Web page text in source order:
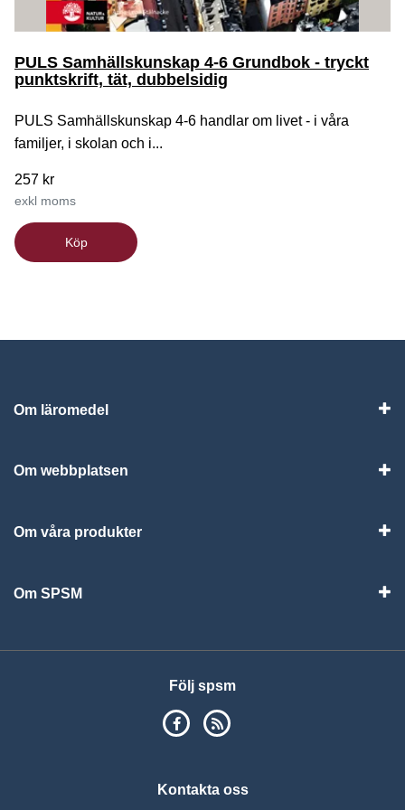
PULS Samhällskunskap 4-6 Grundbok - tryckt
punktskrift, tät, dubbelsidig
PULS Samhällskunskap 4-6 handlar om livet - i våra
familjer, i skolan och i...
257 kr
exkl moms
Köp
Om läromedel
Om webbplatsen
Om våra produkter
Om SPSM
Följ spsm
SPSM på Facebook
Kontakta oss